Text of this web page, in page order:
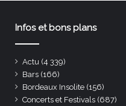
Infos et bons plans
Actu (4 339)
Bars (166)
Bordeaux Insolite (156)
Concerts et Festivals (687)